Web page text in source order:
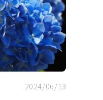
2024/06/13